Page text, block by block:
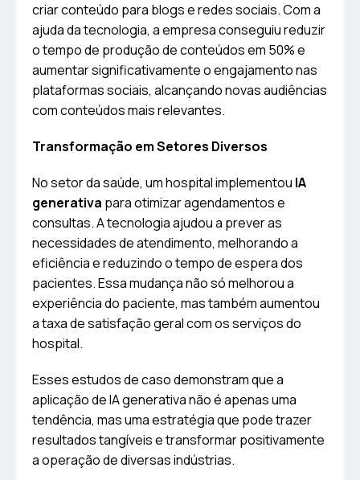
criar conteúdo para blogs e redes sociais. Com a
ajuda da tecnologia, a empresa conseguiu reduzir
o tempo de produção de conteúdos em 50% e
aumentar significativamente o engajamento nas
plataformas sociais, alcançando novas audiências
com conteúdos mais relevantes.
Transformação em Setores Diversos
No setor da saúde, um hospital implementou IA
generativa para otimizar agendamentos e
consultas. A tecnologia ajudou a prever as
necessidades de atendimento, melhorando a
eficiência e reduzindo o tempo de espera dos
pacientes. Essa mudança não só melhorou a
experiência do paciente, mas também aumentou
a taxa de satisfação geral com os serviços do
hospital.
Esses estudos de caso demonstram que a
aplicação de IA generativa não é apenas uma
tendência, mas uma estratégia que pode trazer
resultados tangíveis e transformar positivamente
a operação de diversas indústrias.